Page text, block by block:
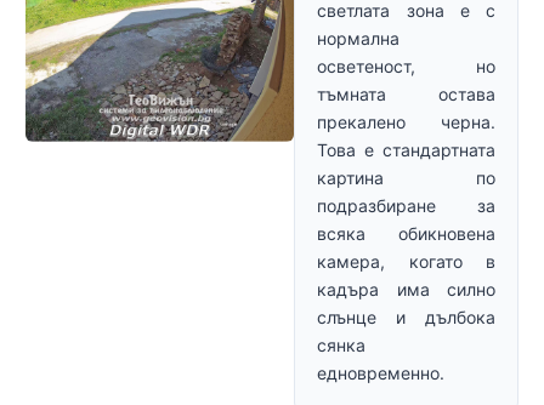
светлата зона е с
нормална
осветеност, но
тъмната остава
прекалено черна.
Това е стандартната
картина по
подразбиране за
всяка обикновена
камера, когато в
кадъра има силно
слънце и дълбока
сянка
едновременно.